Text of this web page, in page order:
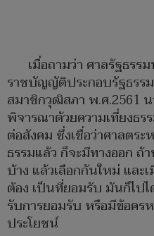
เมื่อถามว่า ศาลรัฐธร
ราชบัญญัติประกอบรัฐธรร
สมาชิกวุฒิสภา พ.ศ.2561
พิจารณาด้วยความเที่ยงธร
ต่อสังคม ซึ่งเชื่อว่าศาลตร
ธรรมแล้ว ก็จะมีทางออก ถ้
บ้าง แล้วเลือกกันใหม่ และ
ต้อง เป็นที่ยอมรับ มันก็ไปไ
รับการยอมรับ หรือมีข้อคร
ประโยชน์